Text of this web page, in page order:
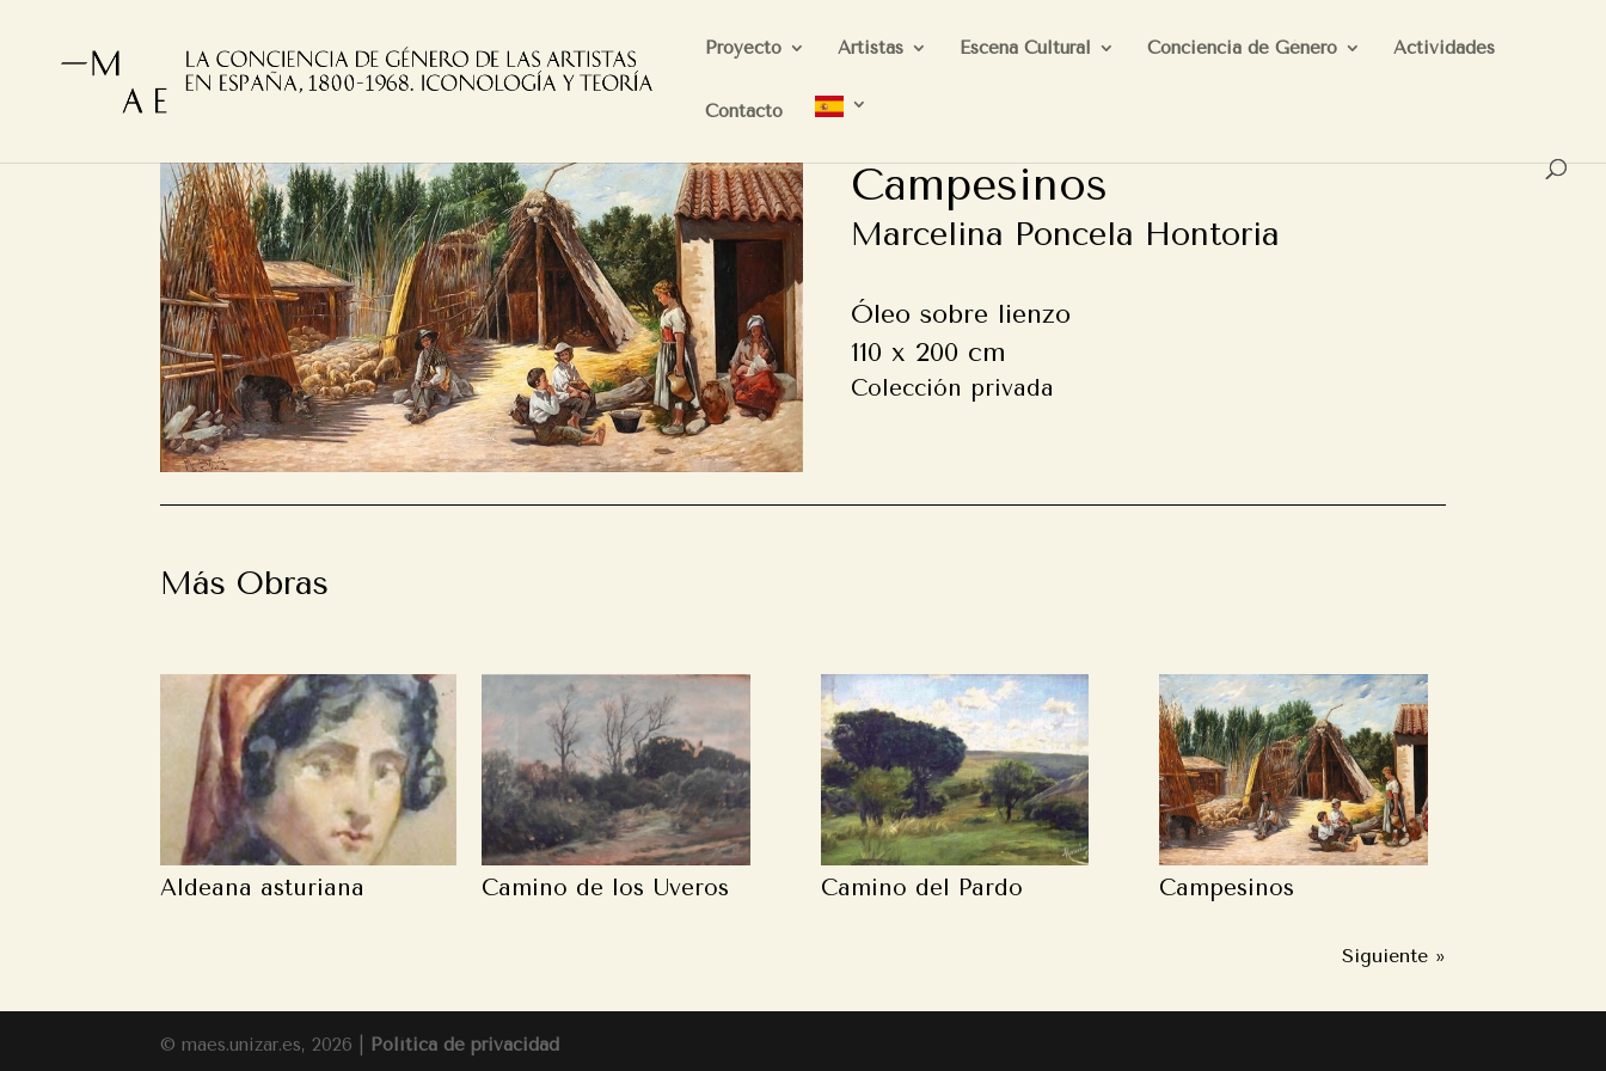
Proyecto Artistas Escena Cultural Conciencia de Género Actividades
Contacto
Campesinos
Marcelina Poncela Hontoria
Óleo sobre lienzo
110 x 200 cm
Colección privada
Más Obras
Aldeana asturiana Camino de los Uveros Camino del Pardo Campesinos
© maes.unizar.es, 2026 | Política de privacidad